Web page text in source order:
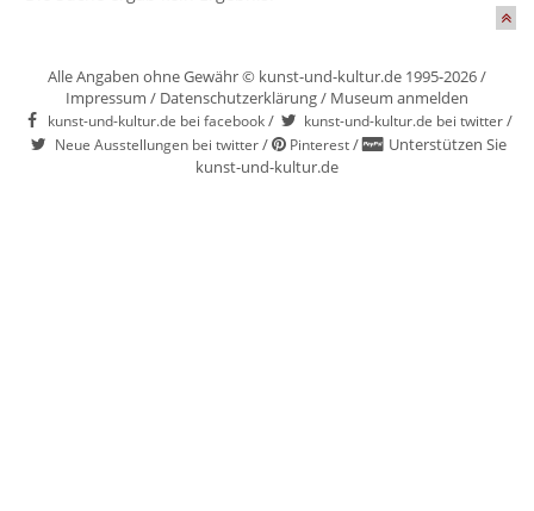
Alle Angaben ohne Gewähr © kunst-und-kultur.de 1995-2026 /
Impressum / Datenschutzerklärung/ Museum anmelden
kunst-und-kultur.de bei facebook/ kunst-und-kultur.de bei twitter/
Neue Ausstellungen bei twitter/ Pinterest/
Unterstützen Sie
kunst-und-kultur.de